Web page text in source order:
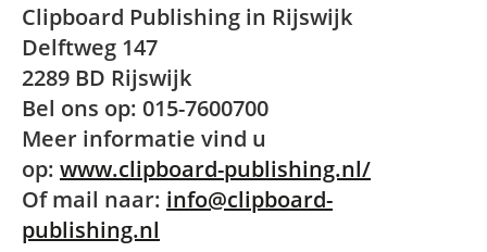
Clipboard Publishing in Rijswijk
Delftweg 147
2289 BD Rijswijk
Bel ons op: 015-7600700
Meer informatie vind u
op: www.clipboard-publishing.nl/
Of mail naar: info@clipboard-
publishing.nl